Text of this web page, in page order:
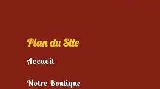
Plan du Site
Accueil
Notre Boutique